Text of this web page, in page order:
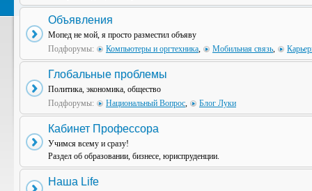
Объявления
Мопед не мой, я просто разместил объяву
Подфорумы:
Компьютеры и оргтехника, Мобильная связь,
Глобальные проблемы
Политика, экономика, общество
Подфорумы:
Национальный Вопрос, Блог Луки
Кабинет Профессора
Учимся всему и сразу!
Раздел об образовании, бизнесе, юриспруденции.
Наша Life